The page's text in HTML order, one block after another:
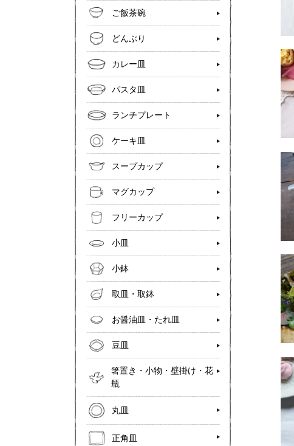
ご飯茶碗
どんぶり
カレー皿
パスタ皿
ランチプレート
ケーキ皿
スープカップ
マグカップ
フリーカップ
小皿
小鉢
取皿・取鉢
お醤油皿・たれ皿
豆皿
箸置き・小物・壁掛け・花
瓶
丸皿
正角皿